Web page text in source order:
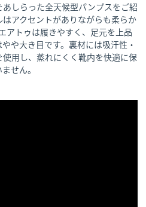
しらった全天候型パンプスをご紹
アクセントがありながらも柔らか
アトゥは履きやすく、足元を上品
や大き目です。裏材には吸汗性・
用し、蒸れにくく靴内を快適に保
せん。